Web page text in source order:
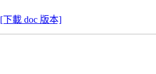
[下載 doc 版本]